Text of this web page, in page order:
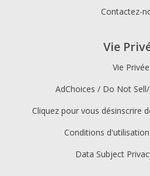
Contactez-
Vie
Vie Privée
AdChoices / Do Not
Cliquez pour vous désinscrire
Conditions
Data Subject